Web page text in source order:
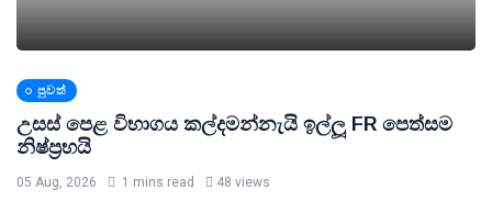
පුවත්
උසස් පෙළ විභාගය කල්දමන්නැයි ඉල්ලූ FR පෙත්සම
නිෂ්ප්‍රභයි
05 Aug, 2026 1 mins read 48 views